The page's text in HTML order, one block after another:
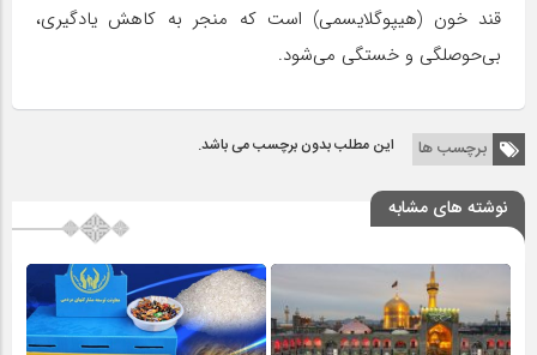
قند خون (هیپوگلایسمی) است که منجر به کاهش یادگیری،
بی‌حوصلگی و خستگی می‌شود.
برچسب ها این مطلب بدون برچسب می باشد.
نوشته های مشابه